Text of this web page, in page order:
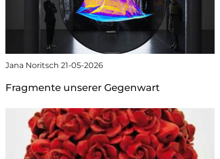
Jana Noritsch21-05-2026
Fragmente unserer Gegenwart